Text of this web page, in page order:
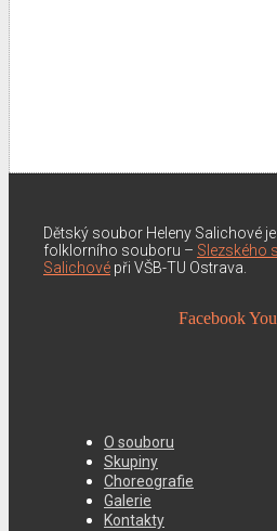
Dětský soubor Heleny Salichové
folklorního souboru – Slezského
Salichové při VŠB-TU Ostrava.
Facebook
O souboru
Skupiny
Choreografie
Galerie
Kontakty